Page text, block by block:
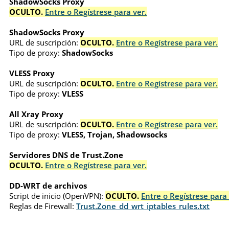
OCULTO. Entre o Regístrese para ver.
ShadowSocks Proxy
URL de suscripción: OCULTO. Entre o Regístrese para ver.
Tipo de proxy: ShadowSocks
VLESS Proxy
URL de suscripción: OCULTO. Entre o Regístrese para ver.
Tipo de proxy: VLESS
All Xray Proxy
URL de suscripción: OCULTO. Entre o Regístrese para ver.
Tipo de proxy: VLESS, Trojan, Shadowsocks
Servidores DNS de Trust.Zone
OCULTO. Entre o Regístrese para ver.
DD-WRT de archivos
Script de inicio (OpenVPN): OCULTO. Entre o Regístrese
Reglas de Firewall: Trust.Zone_dd_wrt_iptables_rules.txt